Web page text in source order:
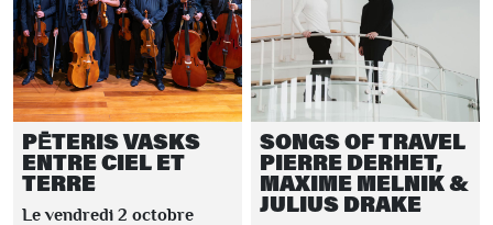
PĒTERIS VASKS
ENTRE CIEL ET
TERRE
Le vendredi 2 octobre
SONGS OF TRAVEL
PIERRE DERHET,
MAXIME MELNIK &
JULIUS DRAKE